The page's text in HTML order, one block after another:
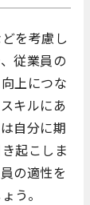
を考慮し
従業員の
上につな
キルにあ
自分に期
起こしま
の適性を
う。